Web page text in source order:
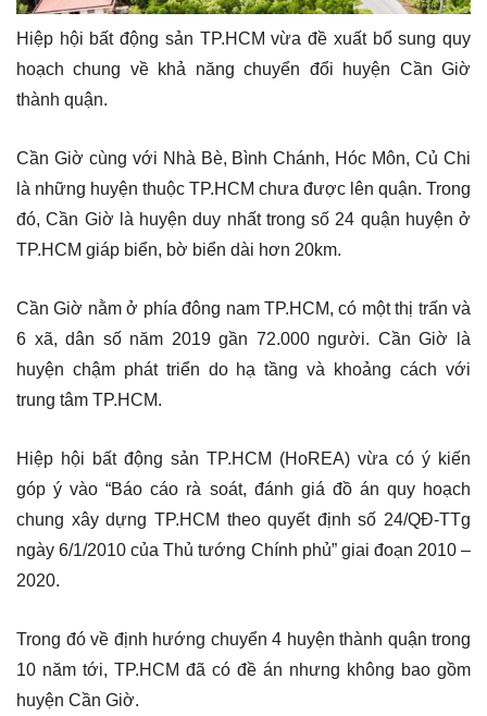
Hiệp hội bất động sản TP.HCM vừa đề xuất bổ sung quy
hoạch chung về khả năng chuyển đổi huyện Cần Giờ
thành quận.
Cần Giờ cùng với Nhà Bè, Bình Chánh, Hóc Môn, Củ Chi
là những huyện thuộc TP.HCM chưa được lên quận. Trong
đó, Cần Giờ là huyện duy nhất trong số 24 quận huyện ở
TP.HCM giáp biển, bờ biển dài hơn 20km.
Cần Giờ nằm ở phía đông nam TP.HCM, có một thị trấn và
6 xã, dân số năm 2019 gần 72.000 người. Cần Giờ là
huyện chậm phát triển do hạ tầng và khoảng cách với
trung tâm TP.HCM.
Hiệp hội bất động sản TP.HCM (HoREA) vừa có ý kiến
góp ý vào “Báo cáo rà soát, đánh giá đồ án quy hoạch
chung xây dựng TP.HCM theo quyết định số 24/QĐ-TTg
ngày 6/1/2010 của Thủ tướng Chính phủ” giai đoạn 2010 –
2020.
Trong đó về định hướng chuyển 4 huyện thành quận trong
10 năm tới, TP.HCM đã có đề án nhưng không bao gồm
huyện Cần Giờ.